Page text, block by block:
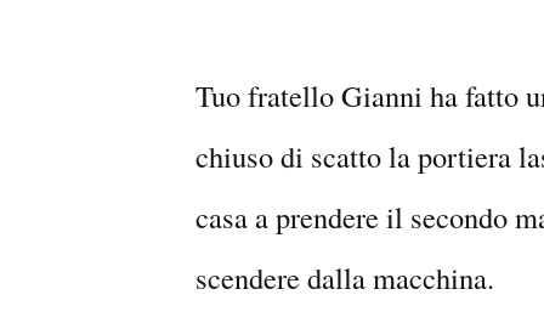
Tuo fratello Gianni ha fatto
chiuso di scatto la portiera
casa a prendere il secondo
scendere dalla macchina.